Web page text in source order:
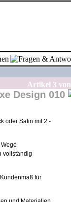
Artikel 3 von
Design 010
oder Satin mit 2 -
vollständig
für